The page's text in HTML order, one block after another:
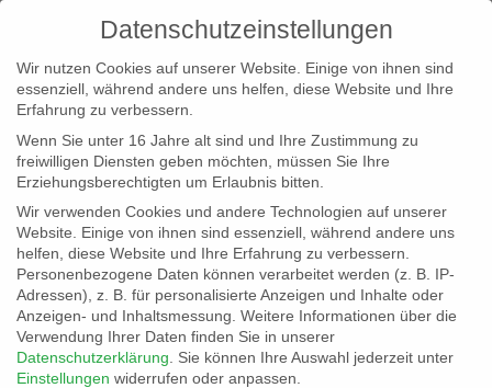
info@erfolgreich-events.de
+4940 46 777 230
Datenschutzeinstellungen
Wir nutzen Cookies auf unserer Website. Einige von ihnen sind
essenziell, während andere uns helfen, diese Website und Ihre
Erfahrung zu verbessern.
Wenn Sie unter 16 Jahre alt sind und Ihre Zustimmung zu
freiwilligen Diensten geben möchten, müssen Sie Ihre
Erziehungsberechtigten um Erlaubnis bitten.
Wir verwenden Cookies und andere Technologien auf unserer
Website. Einige von ihnen sind essenziell, während andere uns
helfen, diese Website und Ihre Erfahrung zu verbessern.
Personenbezogene Daten können verarbeitet werden (z. B. IP-
Adressen), z. B. für personalisierte Anzeigen und Inhalte oder
Anzeigen- und Inhaltsmessung. Weitere Informationen über die
Verwendung Ihrer Daten finden Sie in unserer
Datenschutzerklärung
Sie können Ihre Auswahl jederzeit unter
Einstellungen widerrufen oder anpassen.